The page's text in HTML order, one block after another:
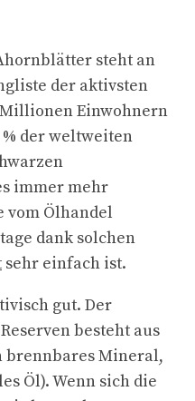
steht an
der aktivsten
Einwohnern
der weltweiten
immer mehr
vom Ölhandel
dank solchen
sehr einfach ist.
gut. Der
besteht aus
brennbares Mineral,
Öl). Wenn sich die